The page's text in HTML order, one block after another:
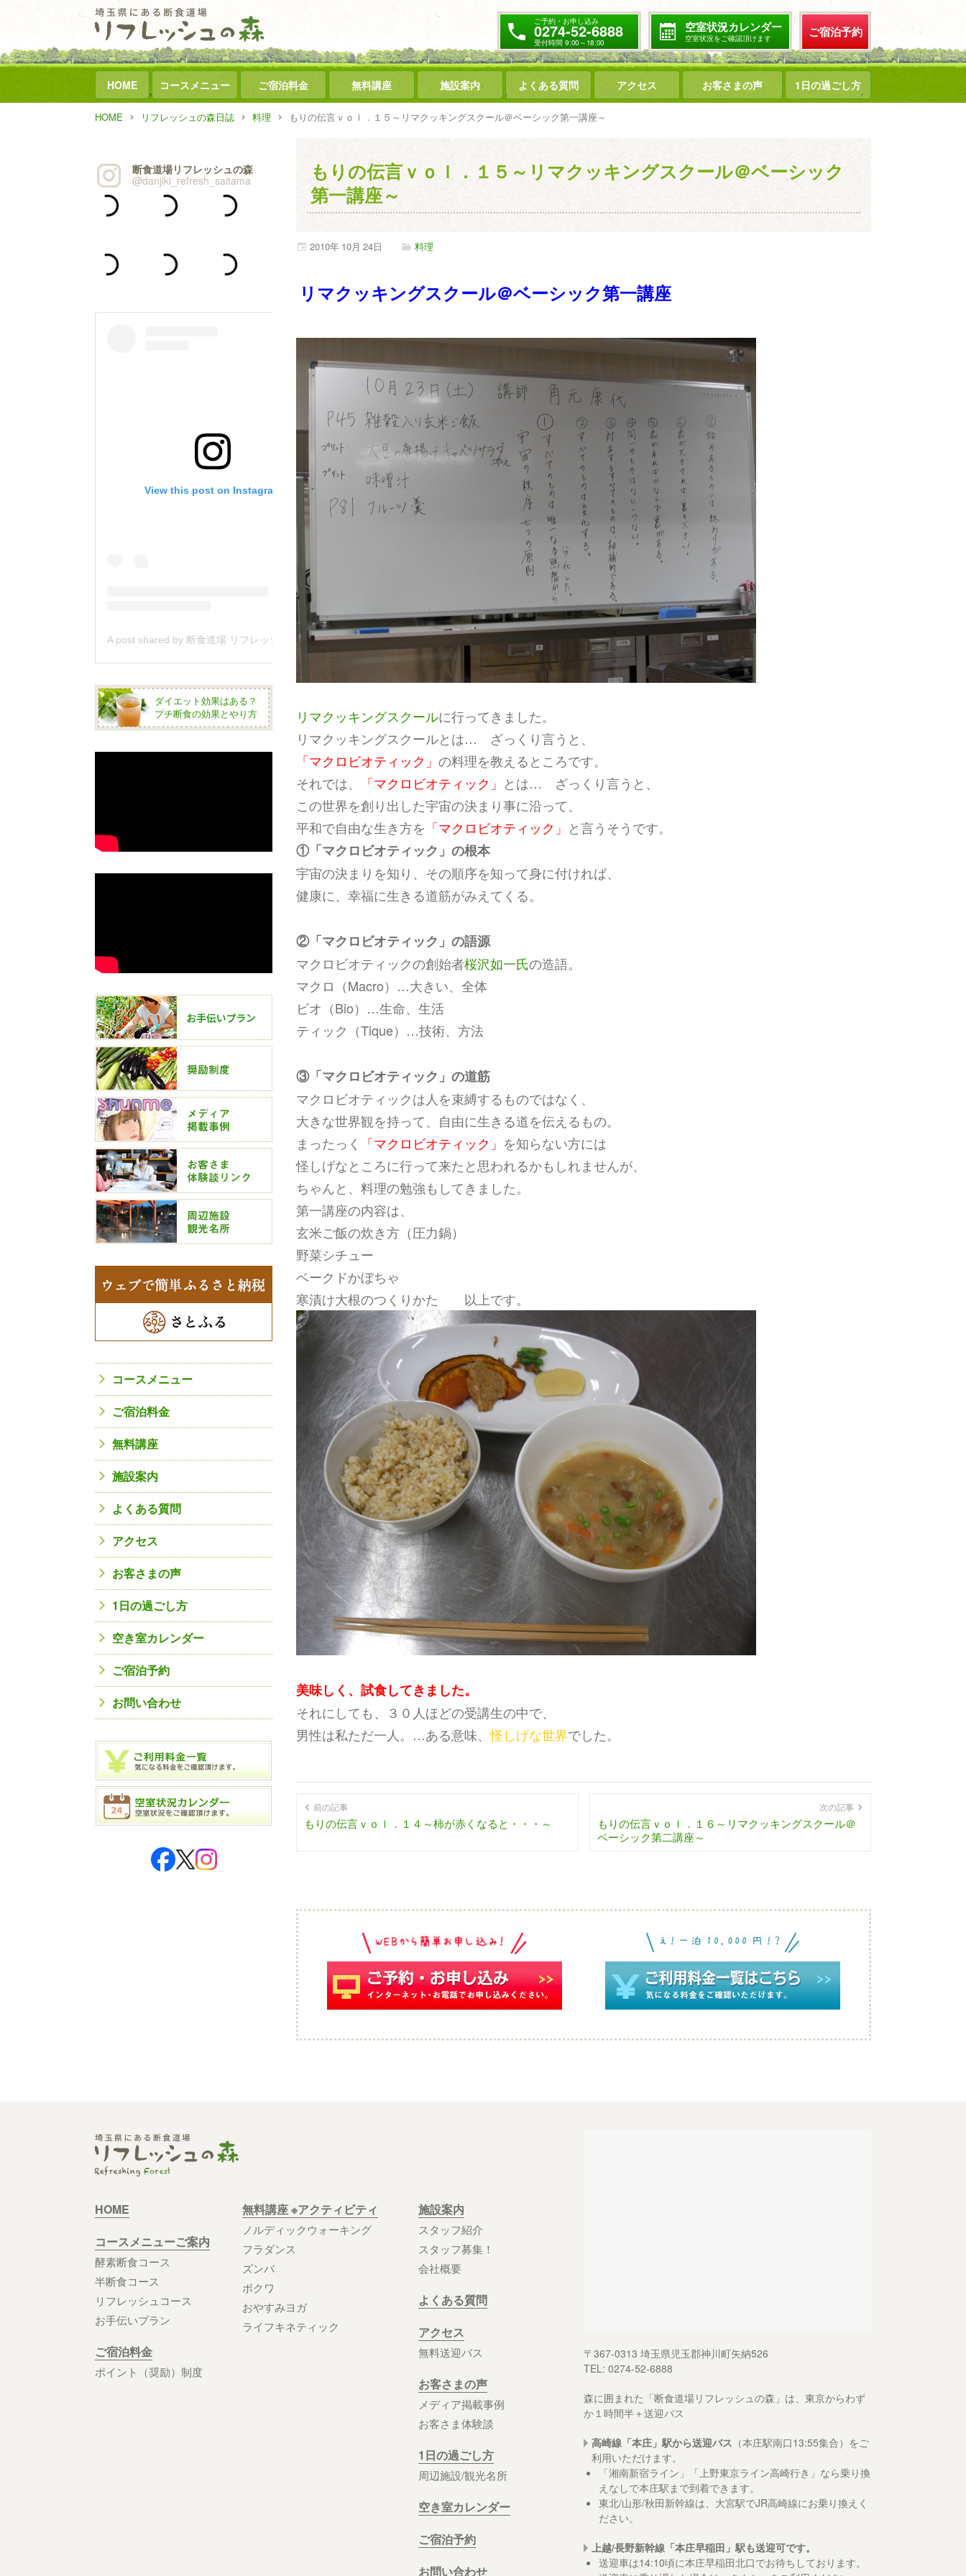
ご予約・お申し込み
0274-52-6888
受付時間 9:00～18:00
空室状況カレンダー
空室状況をご確認頂けます ご宿泊予約
HOME コースメニュー ご宿泊料金 無料講座 施設案内 よくある質問 アクセス お客さまの声 1日の過ごし方
HOME リフレッシュの森日誌 料理 もりの伝言ｖｏｌ．１５～リマクッキングスクール＠ベーシック第一講座～
もりの伝言ｖｏｌ．１５～リマクッキングスクール＠ベーシック
第一講座～
2010年 10月 24日 料理
リマクッキングスクール＠ベーシック第一講座
リマクッキングスクールに行ってきました。
リマクッキングスクールとは… ざっくり言うと、
「マクロビオティック」 の料理を教えるところです。
それでは、
「マクロビオティック」 とは… ざっくり言うと、
この世界を創り出した宇宙の決まり事に沿って、
平和で自由な生き方を 「マクロビオティック」 と言うそうです。
①「マクロビオティック」の根本
宇宙の決まりを知り、その順序を知って身に付ければ、
健康に、幸福に生きる道筋がみえてくる。
②「マクロビオティック」の語源
マクロビオティックの創始者桜沢如一氏の造語。
マクロ（Macro）…大きい、全体
ビオ（Bio）…生命、生活
ティック（Tique）…技術、方法
③「マクロビオティック」の道筋
マクロビオティックは人を束縛するものではなく、
大きな世界観を持って、自由に生きる道を伝えるもの。
まったっく
「マクロビオティック」 を知らない方には
怪しげなところに行って来たと思われるかもしれませんが、
ちゃんと、料理の勉強もしてきました。
第一講座の内容は、
玄米ご飯の炊き方（圧力鍋）
野菜シチュー
ベークドかぼちゃ
寒漬け大根のつくりかた 以上です。
美味しく、試食してきました。
それにしても、３０人ほどの受講生の中で、
男性は私ただ一人。…ある意味、怪しげな世界でした。
前の記事
もりの伝言ｖｏｌ．１４～柿が赤くなると・・・～
次の記事
もりの伝言ｖｏｌ．１６～リマクッキングスクール＠
ベーシック第二講座～
断食道場リフレッシュの森
@danjiki_refresh_saitama
View this post on Instagram
A post shared by 断食道場 リフレッシュの森 (@danjiki_refresh_saitama)
ダイエット効果はある？
プチ断食の効果とやり方
コースメニュー
ご宿泊料金
無料講座
施設案内
よくある質問
アクセス
お客さまの声
1日の過ごし方
空き室カレンダー
ご宿泊予約
お問い合わせ
HOME
コースメニューご案内
酵素断食コース
半断食コース
リフレッシュコース
お手伝いプラン
ご宿泊料金
ポイント（奨励）制度
無料講座 ※アクティビティ
ノルディックウォーキング
フラダンス
ズンバ
ボクワ
おやすみヨガ
ライフキネティック
施設案内
スタッフ紹介
スタッフ募集！
会社概要
よくある質問
アクセス
無料送迎バス
お客さまの声
メディア掲載事例
お客さま体験談
1日の過ごし方
周辺施設/観光名所
空き室カレンダー
ご宿泊予約
お問い合わせ
〒367-0313 埼玉県児玉郡神川町矢納526
TEL: 0274-52-6888
森に囲まれた「断食道場リフレッシュの森」は、東京からわず
か１時間半＋送迎バス
高崎線「本庄」駅から送迎バス （本庄駅南口13:55集合）をご
利用いただけます。
「湘南新宿ライン」「上野東京ライン高崎行き」なら乗り換
えなしで本庄駅まで到着できます。
東北/山形/秋田新幹線は、大宮駅でJR高崎線にお乗り換えく
ださい。
上越/長野新幹線「本庄早稲田」駅も送迎可です。
送迎車は14:10頃に本庄早稲田北口でお待ちしております。